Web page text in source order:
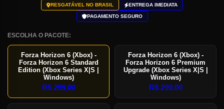
RESGATÁVEL NO BRASIL ENTREGA IMEDIATA
PAGAMENTO SEGURO
ESCOLHA O PACOTE:
Forza Horizon 6 (Xbox) -
Forza Horizon 6 Standard
Edition (Xbox Series X|S |
Windows)
R$299,00
Forza Horizon 6 (Xbox) -
Forza Horizon 6 Premium
Upgrade (Xbox Series X|S |
Windows)
R$299,00